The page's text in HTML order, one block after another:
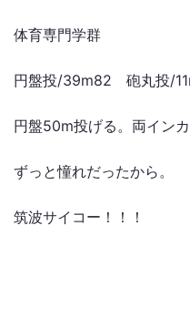
体育専門学群
円盤投/39m82 砲丸投/
円盤50m投げる。両イン
ずっと憧れだったから。
筑波サイコー！！！